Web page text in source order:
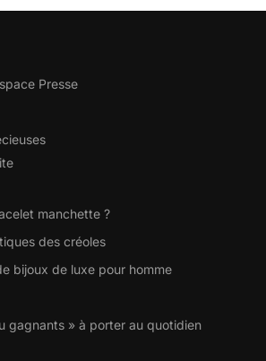
Presse
manchette ?
des créoles
bijoux de luxe pour homme
gagnants » à porter au quotidien